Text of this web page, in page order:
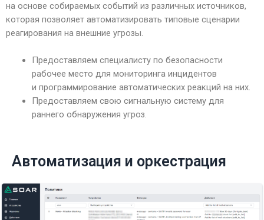
на основе собираемых событий из различных источников,
которая позволяет автоматизировать типовые сценарии
реагирования на внешние угрозы.
Предоставляем специалисту по безопасности
рабочее место для мониторинга инцидентов
и программирование автоматических реакций на них.
Предоставляем свою сигнальную систему для
раннего обнаружения угроз.
Автоматизация и оркестрация